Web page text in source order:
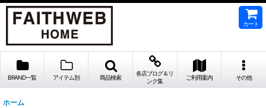
カート
BRAND一覧 アイテム別 商品検索
各店ブログ＆リ
ンク集
ご利用案内 その他
ホーム